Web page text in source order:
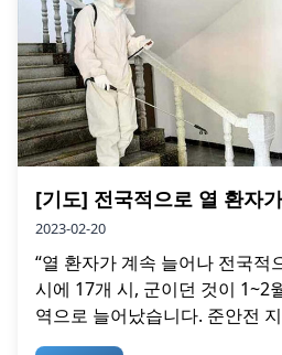
[기도] 전국적으로 열 환자
2023-02-20
“열 환자가 계속 늘어나 전국적
시에 17개 시, 군이던 것이 1~2
역으로 늘어났습니다. 준안전